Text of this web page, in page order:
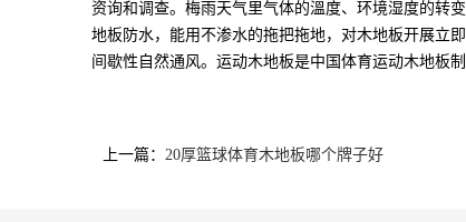
资询和调查。梅雨天气里气体的溫度、环境湿度的转
地板防水，能用不渗水的拖把拖地，对木地板开展立
间歇性自然通风。运动木地板是中国体育运动木地板
上一篇： 20厚篮球体育木地板哪个牌子好